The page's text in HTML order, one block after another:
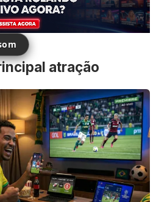
atração